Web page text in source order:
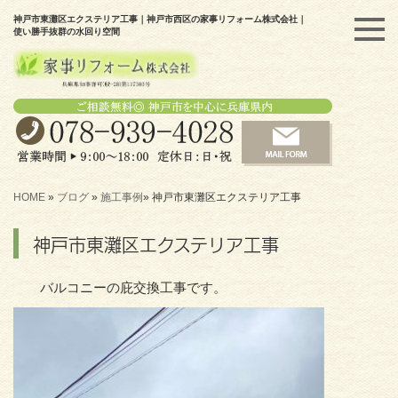
神戸市東灘区エクステリア工事｜神戸市西区の家事リフォーム株式会社｜
使い勝手抜群の水回り空間
HOME » ブログ » 施工事例» 神戸市東灘区エクステリア工事
神戸市東灘区エクステリア工事
バルコニーの庇交換工事です。